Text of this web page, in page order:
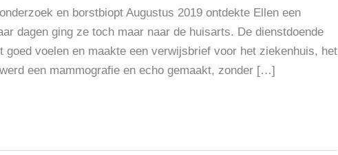
en borstbiopt Augustus 2019 ontdekte Ellen een
dagen ging ze toch maar naar de huisarts. De dienstdoende
goed voelen en maakte een verwijsbrief voor het ziekenhuis, het
een mammografie en echo gemaakt, zonder […]